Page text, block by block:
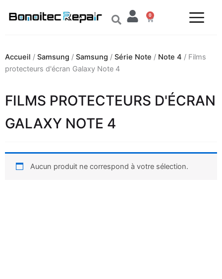
0
Panier
Accueil / Samsung / Samsung / Série Note / Note 4 / Films
protecteurs d'écran Galaxy Note 4
FILMS PROTECTEURS D'ÉCRAN
GALAXY NOTE 4
Aucun produit ne correspond à votre sélection.